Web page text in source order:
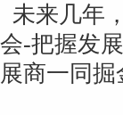
未来几年
会-把握发
展商一同掘